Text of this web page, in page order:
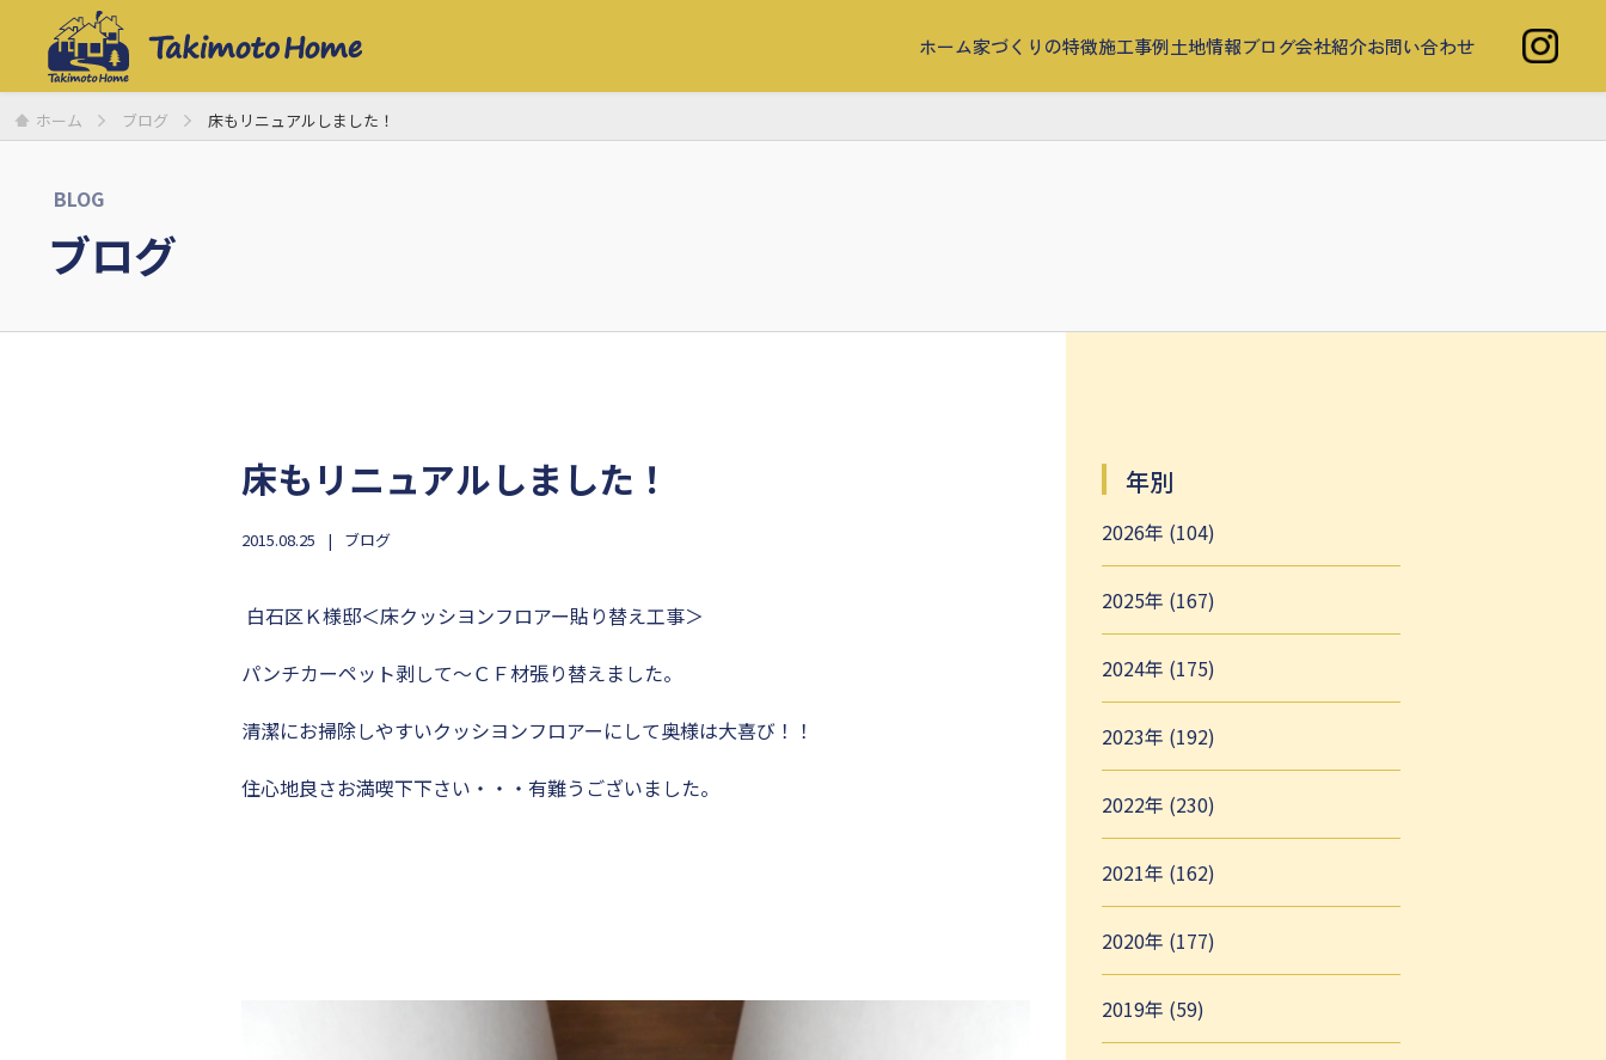
ホーム家づくりの特徴施工事例土地情報ブログ会社紹介お問い合わせ
ホーム ブログ 床もリニュアルしました！
BLOG
ブログ
床もリニュアルしました！
2015.08.25 ブログ
白石区Ｋ様邸＜床クッシヨンフロアー貼り替え工事＞
パンチカーペット剥して～ＣＦ材張り替えました。
清潔にお掃除しやすいクッシヨンフロアーにして奥様は大喜び！！
住心地良さお満喫下下さい・・・有難うございました。
年別
2026年 (104)
2025年 (167)
2024年 (175)
2023年 (192)
2022年 (230)
2021年 (162)
2020年 (177)
2019年 (59)